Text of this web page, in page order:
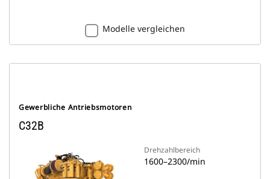
Modelle vergleichen
Gewerbliche Antriebsmotoren
C32B
Drehzahlbereich
1600–2300/min